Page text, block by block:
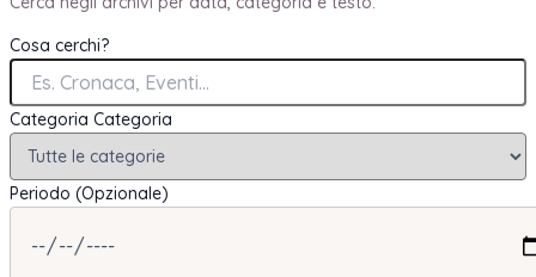
Cosa cerchi?
Categoria Categoria
Periodo (Opzionale)